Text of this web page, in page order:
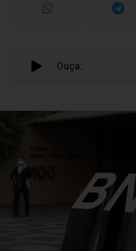
Ouça: